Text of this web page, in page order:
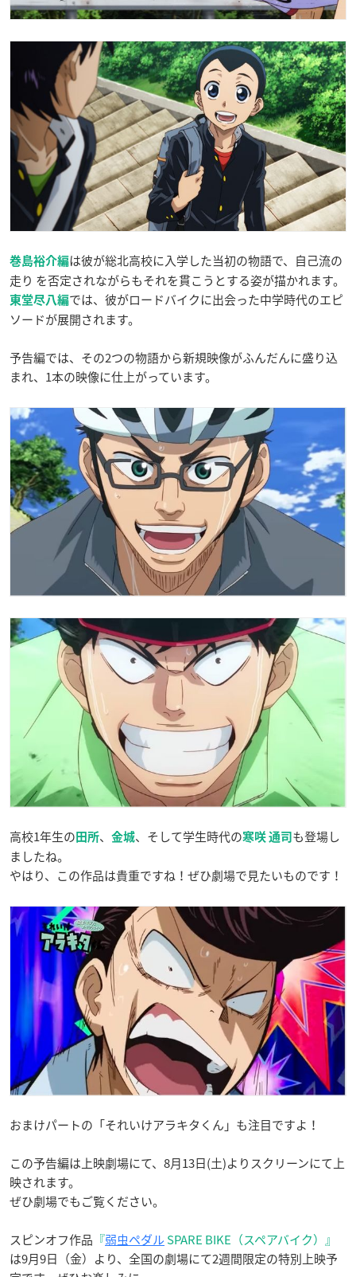
巻島裕介編は彼が総北高校に入学した当初の物語で、自己流の
走り を否定されながらもそれを貫こうとする姿が描かれます。
東堂尽八編では、彼がロードバイクに出会った中学時代のエピ
ソードが展開されます。
予告編では、その2つの物語から新規映像がふんだんに盛り込
まれ、1本の映像に仕上がっています。
高校1年生の 田所、 金城、そして学生時代の寒咲 通司 も登場し
ましたね。
やはり、この作品は貴重ですね！ぜひ劇場で見たいものです！
おまけパートの「それいけアラキタくん」も注目ですよ！
この予告編は上映劇場にて、8月13日(土)よりスクリーンにて上
映されます。
ぜひ劇場でもご覧ください。
スピンオフ作品 『弱虫ペダル SPARE BIKE（スペアバイク）』
は9月9日（金）より、全国の劇場にて2週間限定の特別上映予